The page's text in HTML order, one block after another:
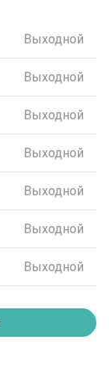
Выходной
Выходной
Выходной
Выходной
Выходной
Выходной
Выходной